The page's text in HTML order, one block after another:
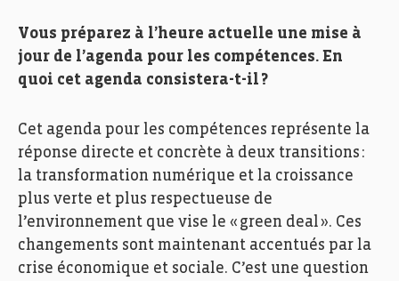
Vous préparez à l’heure actuelle une mise à
jour de l’agenda pour les compétences. En
quoi cet agenda consistera-t-il ?
Cet agenda pour les compétences représente la
réponse directe et concrète à deux transitions :
la transformation numérique et la croissance
plus verte et plus respectueuse de
l’environnement que vise le « green deal ». Ces
changements sont maintenant accentués par la
crise économique et sociale. C’est une question